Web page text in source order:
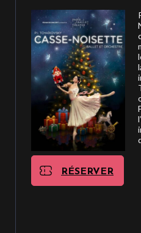
RÉSERVER